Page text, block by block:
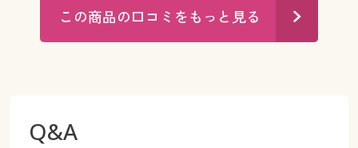
この商品の口コミをもっと見る
Q&A